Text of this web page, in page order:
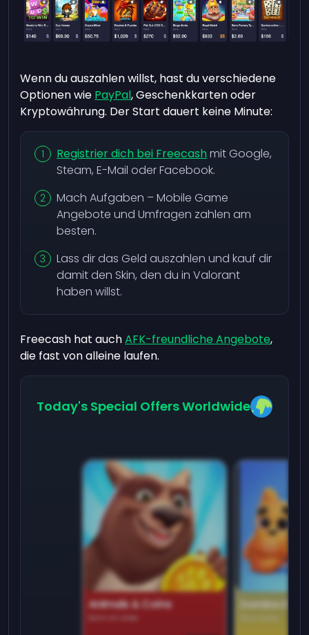
Wenn du auszahlen willst, hast du verschiedene
Optionen wie PayPal, Geschenkkarten oder
Kryptowährung. Der Start dauert keine Minute:
Registrier dich bei Freecashmit Google,
Steam, E-Mail oder Facebook.
Mach Aufgaben – Mobile Game
Angebote und Umfragen zahlen am
besten.
Lass dir das Geld auszahlen und kauf dir
damit den Skin, den du in Valorant
haben willst.
Freecash hat auchAFK-freundliche Angebote,
die fast von alleine laufen.
Today's Special Offers Worldwide
Animals & Coins Domino